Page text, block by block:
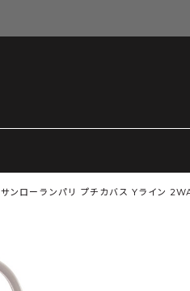
サンローランパリ プチカバス Yライン